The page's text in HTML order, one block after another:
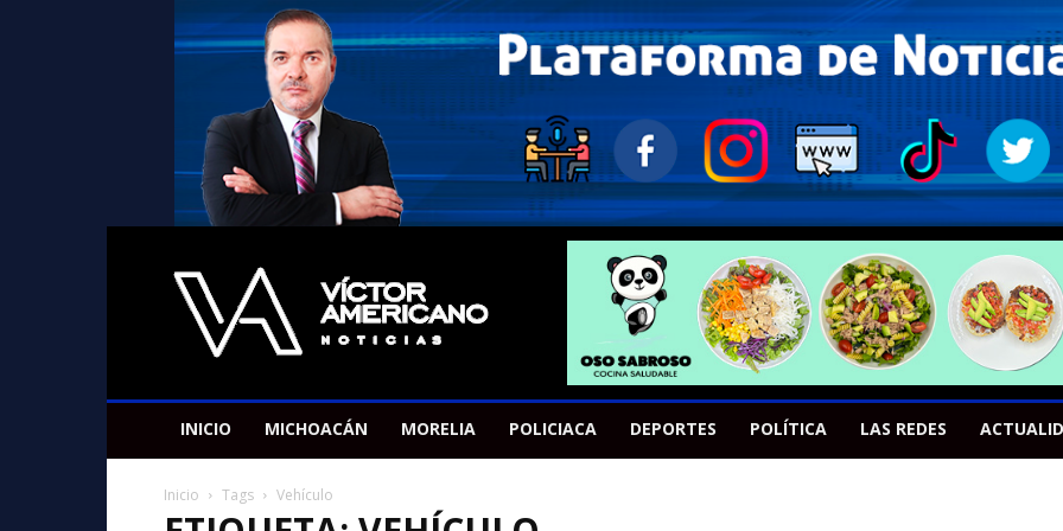
Americano
Victor
INICIO MICHOACÁN MORELIA POLICIACA DEPORTES POLÍTICA LAS REDES
Inicio Tags Vehículo